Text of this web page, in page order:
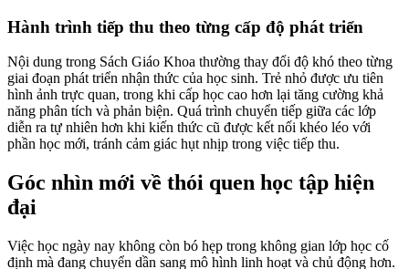
Hành trình tiếp thu theo từng cấp độ phát triển
Nội dung trong Sách Giáo Khoa thường thay đổi độ khó theo từng
giai đoạn phát triển nhận thức của học sinh. Trẻ nhỏ được ưu tiên
hình ảnh trực quan, trong khi cấp học cao hơn lại tăng cường khả
năng phân tích và phản biện. Quá trình chuyển tiếp giữa các lớp
diễn ra tự nhiên hơn khi kiến thức cũ được kết nối khéo léo với
phần học mới, tránh cảm giác hụt nhịp trong việc tiếp thu.
Góc nhìn mới về thói quen học tập hiện
đại
Việc học ngày nay không còn bó hẹp trong không gian lớp học cố
định mà đang chuyển dần sang mô hình linh hoạt và chủ động hơn.